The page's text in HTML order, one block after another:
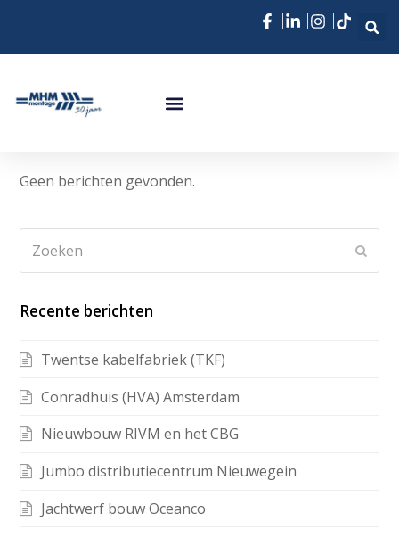
Geen berichten gevonden.
Recente berichten
Twentse kabelfabriek (TKF)
Conradhuis (HVA) Amsterdam
Nieuwbouw RIVM en het CBG
Jumbo distributiecentrum Nieuwegein
Jachtwerf bouw Oceanco